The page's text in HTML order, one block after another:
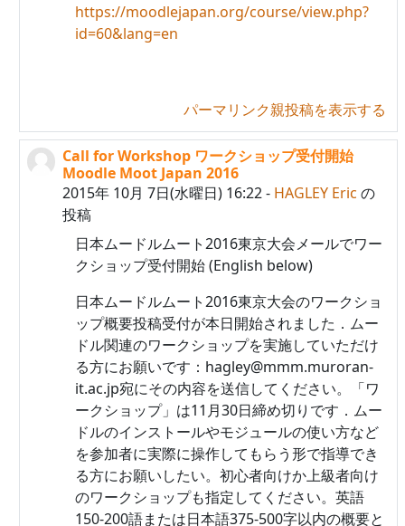
https://moodlejapan.org/course/view.php?
id=60&lang=en
パーマリンク親投稿を表示する
HARASHIMA Hideto への返信
Call for Workshop ワークショップ受付開始
Moodle Moot Japan 2016
2015年 10月 7日(水曜日) 16:22- HAGLEY Eric の
投稿
日本ムードルムート2016東京大会メールでワー
クショップ受付開始 (English below)
日本ムードルムート2016東京大会のワークショ
ップ概要投稿受付が本日開始されました．ムー
ドル関連のワークショップを実施していただけ
る方にお願いです：hagley@mmm.muroran-
it.ac.jp宛にその内容を送信してください。「ワ
ークショップ」は11月30日締め切りです．ムー
ドルのインストールやモジュールの使い方など
を参加者に実際に操作してもらう形で指導でき
る方にお願いしたい。初心者向けか上級者向け
のワークショップも指定してください。英語
150-200語または日本語375-500字以内の概要と